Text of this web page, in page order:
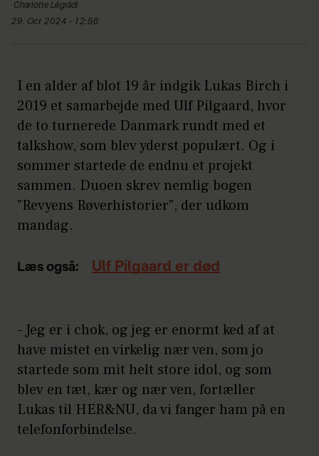
Charlotte Légrádi
29. Oct 2024 - 12:56
I en alder af blot 19 år indgik Lukas Birch i
2019 et samarbejde med Ulf Pilgaard, hvor
de to turnerede Danmark rundt med et
talkshow, som blev yderst populært. Og i
sommer startede de endnu et projekt
sammen. Duoen skrev nemlig bogen
"Revyens Røverhistorier", der udkom
mandag.
Læs også: Ulf Pilgaard er død
- Jeg er i chok, og jeg er enormt ked af at
have mistet en virkelig nær ven, som jo
startede som mit helt store idol, og som
blev en tæt, kær og nær ven, fortæller
Lukas til HER&NU, da vi fanger ham på en
telefonforbindelse.